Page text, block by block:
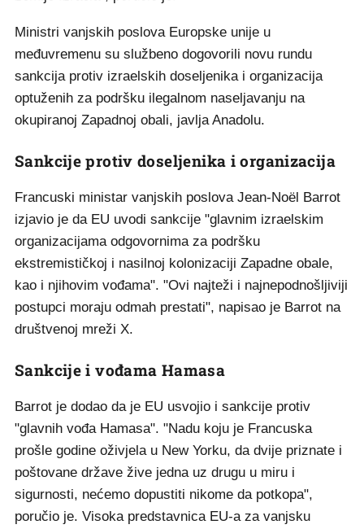
Ministri vanjskih poslova Europske unije u
međuvremenu su službeno dogovorili novu rundu
sankcija protiv izraelskih doseljenika i organizacija
optuženih za podršku ilegalnom naseljavanju na
okupiranoj Zapadnoj obali, javlja Anadolu.
Sankcije protiv doseljenika i organizacija
Francuski ministar vanjskih poslova Jean-Noël Barrot
izjavio je da EU uvodi sankcije "glavnim izraelskim
organizacijama odgovornima za podršku
ekstremističkoj i nasilnoj kolonizaciji Zapadne obale,
kao i njihovim vođama". "Ovi najteži i najnepodnošljiviji
postupci moraju odmah prestati", napisao je Barrot na
društvenoj mreži X.
Sankcije i vođama Hamasa
Barrot je dodao da je EU usvojio i sankcije protiv
"glavnih vođa Hamasa". "Nadu koju je Francuska
prošle godine oživjela u New Yorku, da dvije priznate i
poštovane države žive jedna uz drugu u miru i
sigurnosti, nećemo dopustiti nikome da potkopa",
poručio je. Visoka predstavnica EU-a za vanjsku